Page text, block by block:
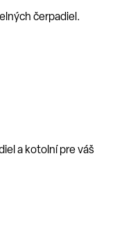
čerpadiel.
a kotolní pre váš